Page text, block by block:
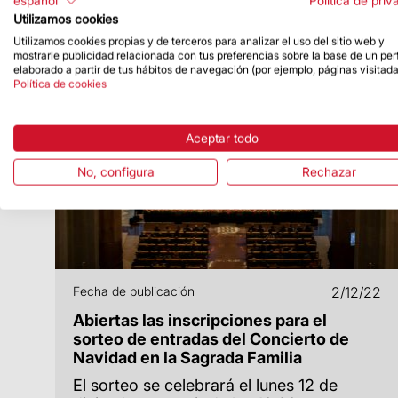
Fecha de publicación 2/12/22
Abiertas las inscripciones para el
sorteo de entradas del Concierto de
Navidad en la Sagrada Familia
El sorteo se celebrará el lunes 12 de
Utilizamos cookies
Utilizamos cookies propias y de terceros para analizar el uso del sitio web y
mostrarle publicidad relacionada con tus preferencias sobre la base de un
elaborado a partir de tus hábitos de navegación (por ejemplo, páginas
Política de cookies
Aceptar todo
No, configura Rechazar